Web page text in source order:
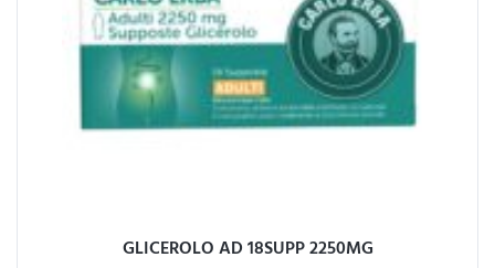
GLICEROLO AD 18SUPP 2250MG